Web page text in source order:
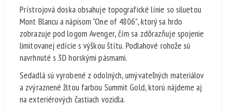
Prístrojová doska obsahuje topografické línie so siluetou
Mont Blancu a nápisom "One of 4806", ktorý sa hrdo
zobrazuje pod logom Avenger, čím sa zdôrazňuje spojenie
limitovanej edície s výškou štítu. Podlahové rohože sú
navrhnuté s 3D horskými pásmami.
Sedadlá sú vyrobené z odolných, umývateľných materiálov
a zvýraznené žltou farbou Summit Gold, ktorú nájdeme aj
na exteriérových častiach vozidla.